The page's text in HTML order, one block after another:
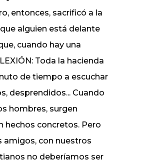
entonces, sacrificó a la
alguien está delante
cuando hay una
Toda la hacienda
de tiempo a escuchar
desprendidos... Cuando
hombres, surgen
hechos concretos. Pero
amigos, con nuestros
no deberíamos ser